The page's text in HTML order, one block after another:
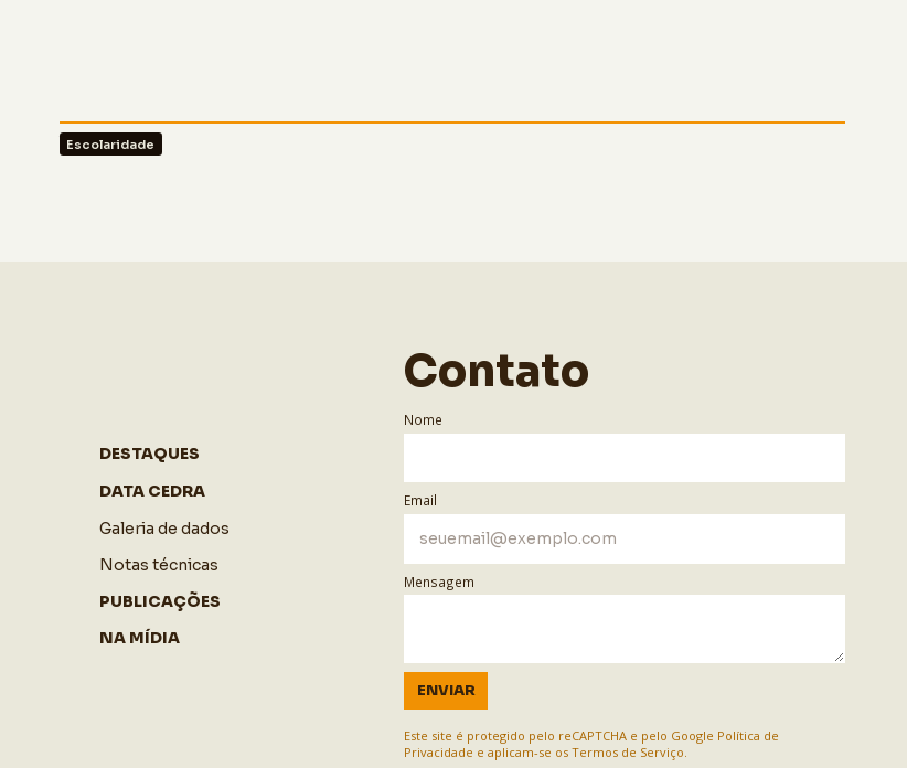
Escolaridade
DESTAQUES
DATA CEDRA
Galeria de dados
Notas técnicas
PUBLICAÇÕES
NA MÍDIA
Contato
Nome
Email
Mensagem
ENVIAR
Este site é protegido pelo reCAPTCHA e pelo Google Política de
Privacidade e aplicam-se os Termos de Serviço